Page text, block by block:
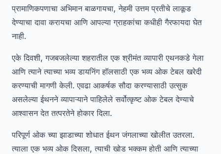
प्रामाणिकपणाचा अभिमान बाळगायचा, नेहमी उत्तम प्रतीचे लाकूड
देण्याचा दावा करायचा आणि आपल्या ग्राहकांचा कधीही गैरफायदा घेत
नाही.
एके दिवशी, गजबजलेल्या शहरातील एक श्रीमंत व्यापारी एथनकडे गेला
आणि त्याने त्याच्या भव्य डायनिंग हॉलसाठी एक भव्य ओक टेबल खरेदी
करण्याची मागणी केली. एवढा आकर्षक सौदा करण्यासाठी उत्सुक
असलेल्या ईथनने व्यापाऱ्याने पाहिलेले सर्वोत्कृष्ट ओक टेबल देण्याचे
आश्वासन देत तत्परतेने होकार दिला.
परिपूर्ण ओक च्या झाडाच्या शोधात ईथन जंगलाच्या खोलीत उतरला.
त्याला एक भव्य ओक दिसला, त्याची खोड भक्कम होती आणि त्याच्या